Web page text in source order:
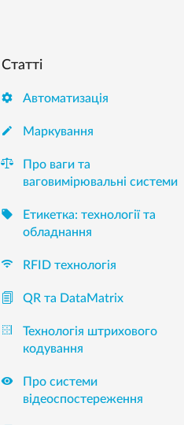
Статті
 Автоматизація
 Mаркування
Про ваги та
ваговимірювальні системи

Етикетка: технології та
обладнання
 RFID технологія
QR та DataMatrix

Технологія штрихового
кодування

Про системи
відеоспостереження